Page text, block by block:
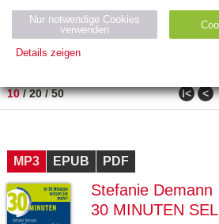
Neuerscheinung
PREIS
10/20/50 ǀ< <
MP3 EPUB PDF
Stefanie Demann
30 MINUTEN
Nur notwendige Cookies
verwenden
Details zeigen
Name Zweck
ESSION
_ID
verlag.
de
Session verwendet
GV_CO
OKIES
gabal-
verlag.
Speichert den
Domäne.